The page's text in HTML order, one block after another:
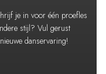
je in voor één proefles
stijl? Vul gerust
danservaring!